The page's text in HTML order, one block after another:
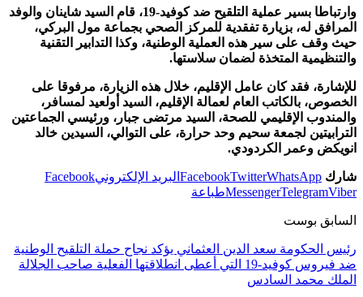
وارتباطا بسير عملية التلقيح ضد كوفيد-19، قام السيد شاينان والوفد
المرافق له، بزيارة تفقدية للمركز الصحي بجماعة مول البركي،
حيث وقف على سير هذه العملية الوطنية، وكذا التدابير التقنية
والتنظيمية المتخذة لضمان سلاستها.
للإشارة، فقد كان عامل الإقليم، خلال هذه الزيارة، مرفوقا على
الخصوص، بالكاتب العام لعمالة الإقليم، السيد أولعيد لمسافر،
والمندوب الإقليمي للصحة، السيد مرتضى جبار، ورئيسي الجماعتين
الترابيتين لجمعة سحيم وحد حرارة، على التوالي، السيدين خالد
انويكض وعمر الكردودي.
شارك FacebookTwitterWhatsApp البريد الإلكترونيFacebook
MessengerTelegramViber طباعة
السابق بوست
رئيس الحكومة سعد الدين العثماني يؤكد نجاح حملة التلقيح الوطنية
ضد فيروس كوفيد-19 التي أعطى انطلاقتها الفعلية صاحب الجلالة
الملك محمد السادس